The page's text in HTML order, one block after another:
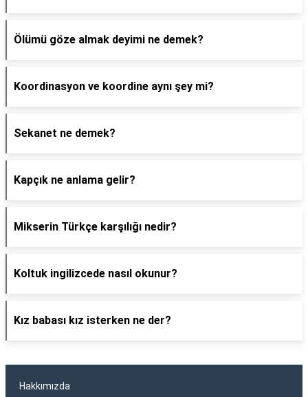
Ölümü göze almak deyimi ne demek?
Koordinasyon ve koordine aynı şey mi?
Sekanet ne demek?
Kapçık ne anlama gelir?
Mikserin Türkçe karşılığı nedir?
Koltuk ingilizcede nasıl okunur?
Kız babası kız isterken ne der?
Hakkımızda